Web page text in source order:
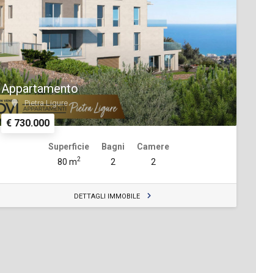
€ 730.000
Appartamento
Pietra Ligure
Superficie
80 m2
Bagni
2
Camere
2
DETTAGLI IMMOBILE